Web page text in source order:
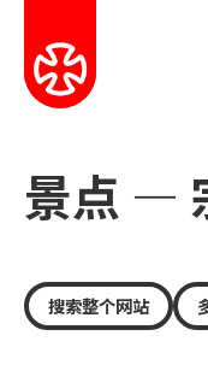
景点 —
搜索整个网站